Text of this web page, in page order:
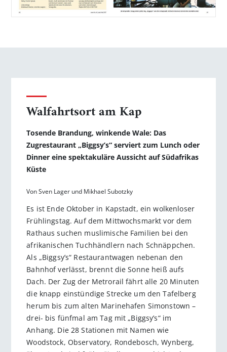
Walfahrtsort am Kap
Tosende Brandung, winkende Wale: Das
Zugrestaurant „Biggsy’s“ serviert zum Lunch oder
Dinner eine spektakuläre Aussicht auf Südafrikas
Küste
Von Sven Lager und Mikhael Subotzky
Es ist Ende Oktober in Kapstadt, ein wolkenloser
Frühlingstag. Auf dem Mittwochsmarkt vor dem
Rathaus suchen muslimische Familien bei den
afrikanischen Tuchhändlern nach Schnäppchen.
Als „Biggsy’s“ Restaurantwagen nebenan den
Bahnhof verlässt, brennt die Sonne heiß aufs
Dach. Der Zug der Metrorail fährt alle 20 Minuten
die knapp einstündige Strecke um den Tafelberg
herum bis zum alten Marinehafen Simonstown –
drei- bis fünfmal am Tag mit „Biggsy’s“ im
Anhang. Die 28 Stationen mit Namen wie
Woodstock, Observatory, Rondebosch, Wynberg,